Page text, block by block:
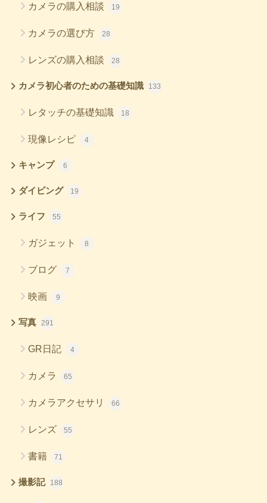
カメラの購入相談 19
カメラの選び方 28
レンズの購入相談 28
カメラ初心者のための基礎知識 133
レタッチの基礎知識 18
現像レシピ 4
キャンプ 6
ダイビング 19
ライフ 55
ガジェット 8
ブログ 7
映画 9
写真 291
GR日記 4
カメラ 65
カメラアクセサリ 66
レンズ 55
書籍 71
撮影記 188